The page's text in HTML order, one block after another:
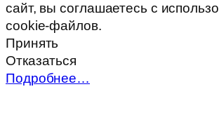
сайт, вы соглашаетесь с
cookie-файлов.
Принять
Отказаться
Подробнее…